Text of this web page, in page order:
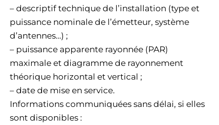
– descriptif technique de l’installation (type et
puissance nominale de l’émetteur, système
d’antennes…) ;
– puissance apparente rayonnée (PAR)
maximale et diagramme de rayonnement
théorique horizontal et vertical ;
– date de mise en service.
Informations communiquées sans délai, si elles
sont disponibles :